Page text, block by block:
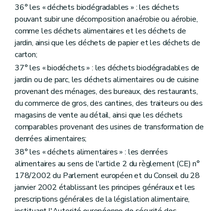
36° les « déchets biodégradables » : les déchets
pouvant subir une décomposition anaérobie ou aérobie,
comme les déchets alimentaires et les déchets de
jardin, ainsi que les déchets de papier et les déchets de
carton;
37° les « biodéchets » : les déchets biodégradables de
jardin ou de parc, les déchets alimentaires ou de cuisine
provenant des ménages, des bureaux, des restaurants,
du commerce de gros, des cantines, des traiteurs ou des
magasins de vente au détail, ainsi que les déchets
comparables provenant des usines de transformation de
denrées alimentaires;
38° les « déchets alimentaires » : les denrées
alimentaires au sens de l'article 2 du règlement (CE) n°
178/2002 du Parlement européen et du Conseil du 28
janvier 2002 établissant les principes généraux et les
prescriptions générales de la législation alimentaire,